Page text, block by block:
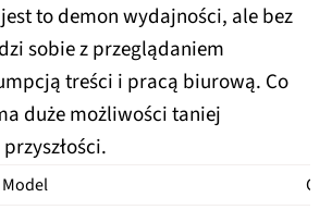
to demon wydajności, ale bez
sobie z przeglądaniem
treści i pracą biurową. Co
duże możliwości taniej
Model